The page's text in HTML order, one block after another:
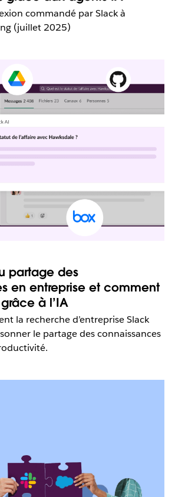
commandé par Slack à
(juillet 2025)
partage des
en entreprise et comment
à l’IA
la recherche d’entreprise Slack
le partage des connaissances